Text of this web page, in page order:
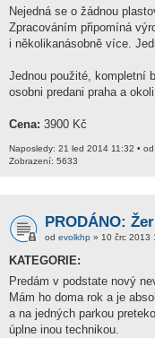
Nejedná se o žádnou
Zpracováním připomíná
i několikanásobně více.
Jednou použité, kompletní
osobni predani praha a
Cena: 3900 Kč
Naposledy: 21 led 2014 11:32 • od
Zobrazení: 5633
PRODÁNO:
od evolkhp » 10 črc 2013
KATEGORIE:
Predám v podstate nový
Mám ho doma rok a je
a na jedných parkou
úplne inou technikou.